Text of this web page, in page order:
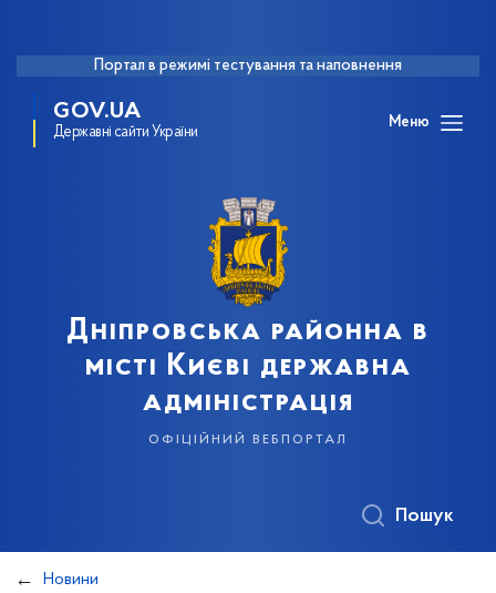
Портал в режимі тестування та наповнення
GOV.UA
Державні сайти України
Меню
Дніпровська районна в
місті Києві державна
адміністрація
офіційний вебпортал
Пошук
Новини